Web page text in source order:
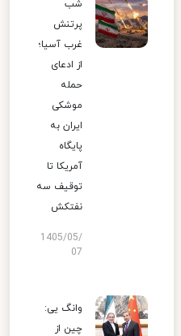
شب
پرتنش
غرب آسیا؛
از ادعای
حمله
موشکی
ایران به
پایگاه
آمریکا تا
توقیف سه
نفتکش
1405/05/
07
وانگ یی:
چین از